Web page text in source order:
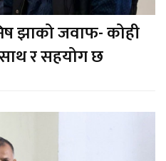
झाको जवाफ- कोही
र सहयोग छ